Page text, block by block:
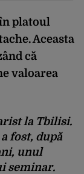
platoul
Aceasta
că
valoarea
la Tbilisi.
fost, după
unul
seminar.